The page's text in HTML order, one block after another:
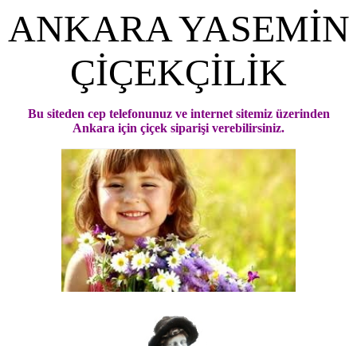
ANKARA YASEMİN
ÇİÇEKÇİLİK
Bu siteden cep telefonunuz ve internet sitemiz üzerinden
Ankara için çiçek siparişi verebilirsiniz.